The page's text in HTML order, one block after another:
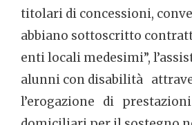
titolari di concessioni,
abbiano sottoscritto
enti locali medesimi”,
alunni con disabilità
l’erogazione di